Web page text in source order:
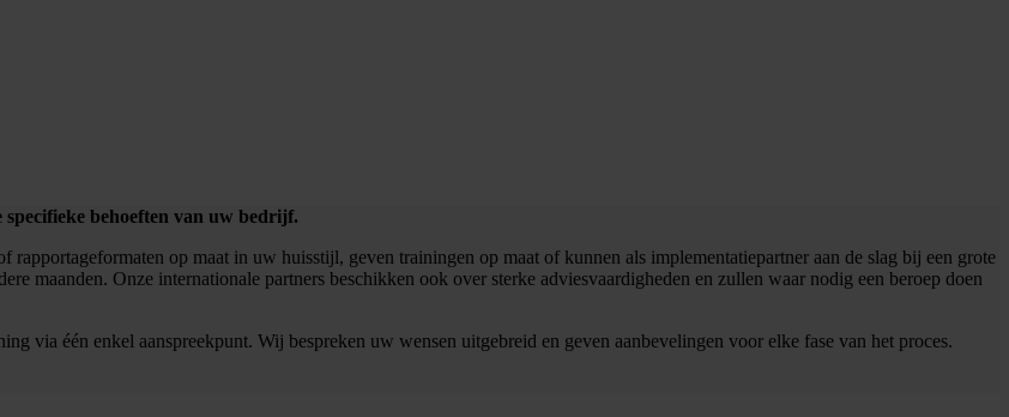
specifieke behoeften van uw bedrijf.
rapportageformaten op maat in uw huisstijl, geven trainingen op maat of kunnen als implementatiepartner aan de slag bij een grote
maanden. Onze internationale partners beschikken ook over sterke adviesvaardigheden en zullen waar nodig een beroep doen
via één enkel aanspreekpunt. Wij bespreken uw wensen uitgebreid en geven aanbevelingen voor elke fase van het proces.